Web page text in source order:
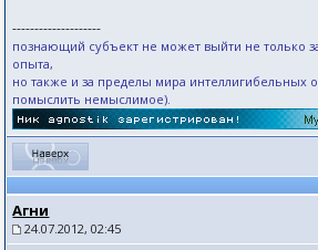
--------------------
познающий субъект не может выйти не только
опыта,
но также и за пределы мира интеллигибельных
помыслить немыслимое).
Агни
24.07.2012, 02:45